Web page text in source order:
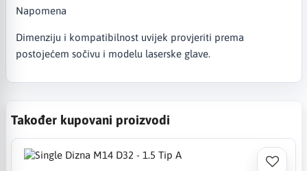
Napomena
Dimenziju i kompatibilnost uvijek provjeriti prema
postojećem sočivu i modelu laserske glave.
Također kupovani proizvodi